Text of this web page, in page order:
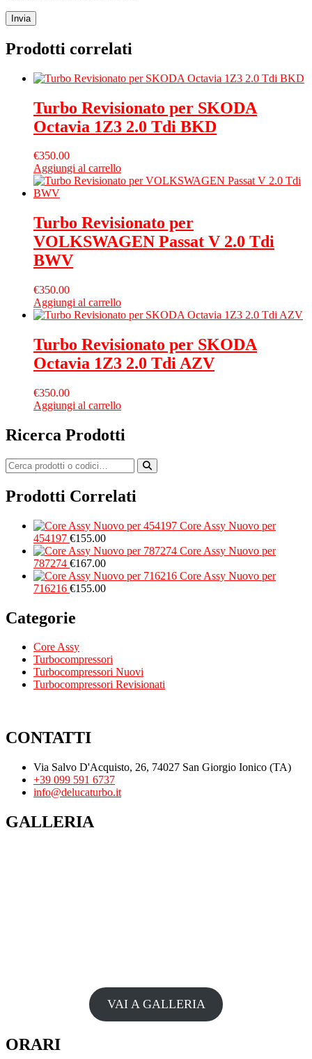
Prodotti correlati
Turbo Revisionato per SKODA
Octavia 1Z3 2.0 Tdi BKD
€350.00
Aggiungi al carrello
Turbo Revisionato per
VOLKSWAGEN Passat V 2.0 Tdi
BWV
€350.00
Aggiungi al carrello
Turbo Revisionato per SKODA
Octavia 1Z3 2.0 Tdi AZV
€350.00
Aggiungi al carrello
Ricerca Prodotti
Prodotti Correlati
Core Assy Nuovo per
454197 €155.00
Core Assy Nuovo per
787274 €167.00
Core Assy Nuovo per
716216 €155.00
Categorie
Core Assy
Turbocompressori
Turbocompressori Nuovi
Turbocompressori Revisionati
CONTATTI
Via Salvo D'Acquisto, 26, 74027 San Giorgio Ionico (TA)
+39 099 591 6737
info@delucaturbo.it
GALLERIA
VAI A GALLERIA
ORARI